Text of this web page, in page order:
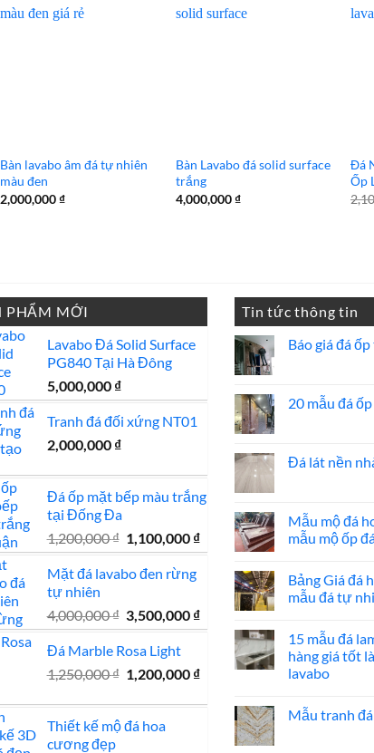
Bàn lavabo âm đá tự nhiên
màu đen
2,000,000₫
Bàn Lavabo đá solid surface
trắng
4,000,000₫
Đá
Ốp
PHẨM MỚI
Lavabo Đá Solid Surface
PG840 Tại Hà Đông
5,000,000 ₫
Tranh đá đối xứng NT01
2,000,000 ₫
Đá ốp mặt bếp màu trắng
tại Đống Đa
1,200,000₫ Giá
gốc
là:
1,100,000 ₫Giá
hiện
1,100,000 ₫.
Mặt đá lavabo đen rừng
tự nhiên
4,000,000₫ Giá
gốc
là:
4,000,000 ₫.
3,500,000 ₫Giá
hiện
là:
Đá Marble Rosa Light
1,250,000₫ Giá
1,250,000 ₫.
1,200,000 ₫Giá
1,200,000 ₫.
Thiết kế mộ đá hoa
cương đẹp
Tin tức thông tin
Báo giá đá
luận
ở
ốp
thang
20 mẫu đá
luận
ở
ốp
mặt
tiền
Đá lát nền
luận
ở
Đá
nhà
đẹp
Mẫu mộ đá
mẫu mộ ốp
bình
luận
ở
đá
hoa
cương
20
ốp
đá
Bảng Giá đá
mẫu đá tự
bình
luận
ở
Bảng
hoa
cương
15 mẫu đá
hàng giá tốt
lavabo
bình
Mẫu tranh